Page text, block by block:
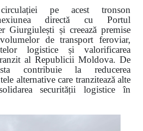
pe acest tronson
directă cu Portul
Giurgiulești și creează premise
de transport feroviar,
logistice și valorificarea
al Republicii Moldova. De
contribuie la reducerea
alternative care tranzitează alte
securității logistice în